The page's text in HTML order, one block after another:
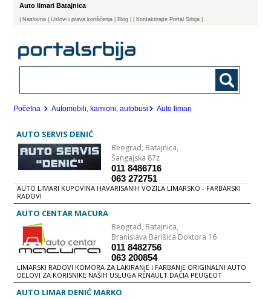
Auto limari Batajnica
Naslovna | Uslovi i prava korišćenja Blog | Kontaktirajte Portal Srbija |
Početna Automobili, kamioni, autobusi Auto limari
AUTO SERVIS DENIĆ
Beograd, Batajnica,
Šangajska 87z
011 8486716
063 272751
AUTO LIMARI KUPOVINA HAVARISANIH VOZILA LIMARSKO - FARBARSKI
RADOVI
AUTO CENTAR MACURA
Beograd, Batajnica,
Branislava Barišića Doktora 16
011 8482756
063 200854
LIMARSKI RADOVI KOMORA ZA LAKIRANjE i FARBANjE ORIGINALNI AUTO
DELOVI ZA KORISNIKE NAŠIH USLUGA RENAULT DACIA PEUGEOT
AUTO LIMAR DENIĆ MARKO